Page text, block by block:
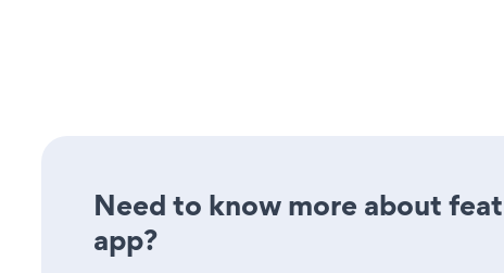
Need to know more about
app?